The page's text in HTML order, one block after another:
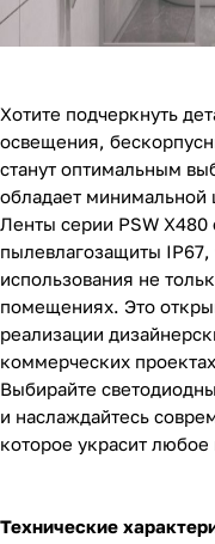
Хотите подчеркнуть
освещения,
станут оптимальным
обладает минимальной
Ленты серии PSW
пылевлагозащиты
использования не
помещениях. Это
реализации
коммерческих проектах.
Выбирайте
и наслаждайтесь
которое украсит любое
Технические